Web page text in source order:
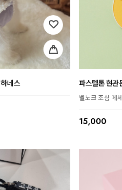
네스 파스텔톤 현관
벨노크 조심 메
15,000